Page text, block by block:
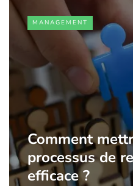
MANAGEMENT
Comment
processus de
efficace ?